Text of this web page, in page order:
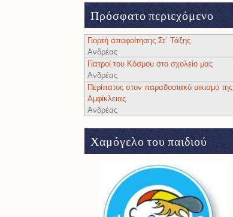
Πρόσφατο περιεχόμενο
Γιορτή αποφοίτησης Στ΄ Τάξης
Ανδρέας
Γιατροί του Κόσμου στο σχολείο μας
Ανδρέας
Περίπατος στον παραδοσιακό οικισμό της
Αμφίκλειας
Ανδρέας
Χαμόγελο του παιδιού